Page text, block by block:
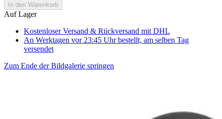
In den Warenkorb
Auf Lager
Kostenloser Versand & Rückversand mit DHL
An Werktagen vor 23:45 Uhr bestellt, am selben Tag
versendet
Zum Ende der Bildgalerie springen